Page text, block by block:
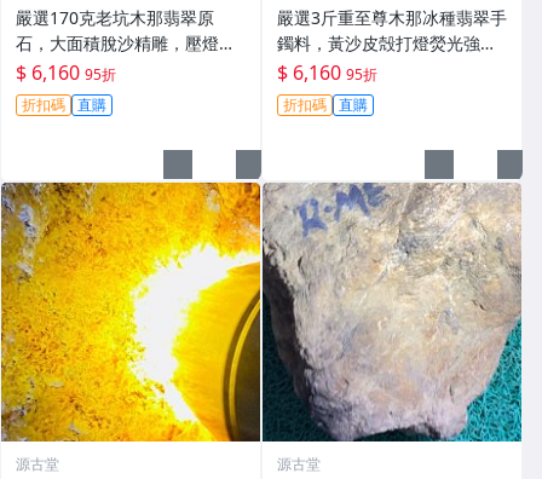
嚴選170克老坑木那翡翠原
石，大面積脫沙精雕，壓燈通
透無雜質，油性佳冰種特級，
適合收藏與鑽刻#翡翠 #老坑玉
#冰種翡翠
$ 6,160 95折
折扣碼 直購
嚴選3斤重至尊木那冰種翡翠手
鐲料，黃沙皮殻打燈熒光強
烈，水頭極佳，種水化開石型
規整，皮殼完整無損。適合做
手鐲、掛件或雕刻，保留原礦
$ 6,160 95折
折扣碼 直購
源古堂 源古堂